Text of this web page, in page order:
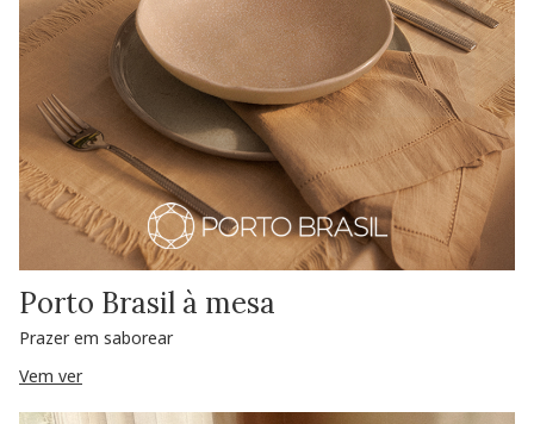
Porto Brasil à mesa
Prazer em saborear
Vem ver